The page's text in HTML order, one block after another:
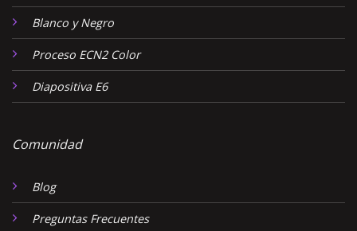
Blanco y Negro
Proceso ECN2 Color
Diapositiva E6
Comunidad
Blog
Preguntas Frecuentes